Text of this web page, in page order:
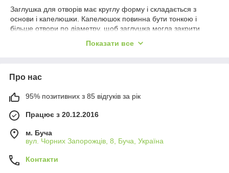
Заглушка для отворів має круглу форму і складається з
основи і капелюшки. Капелюшок повинна бути тонкою і
більше отвори по діаметру, щоб заглушка могла закрити
На поверхні підстави є кілька невеликих ребер, необхідних
Вибір розміру заглушки для отворів
зовнішнім діаметром підстави пробки.
Заглушки для отворів розрізняють за цілою низкою ознак:
товщина капелюшки;
Показати все
Про нас
95% позитивних з 85 відгуків за рік
Працює з 20.12.2016
м. Буча
вул. Чорних Запорожців, 8, Буча, Україна
Контакти